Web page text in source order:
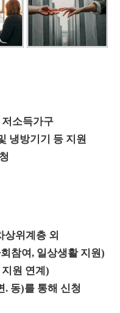
소득가구
냉방기기 등 지원
상위계층 외
참여, 일상생활 지원)
원 연계)
. 동)를 통해 신청